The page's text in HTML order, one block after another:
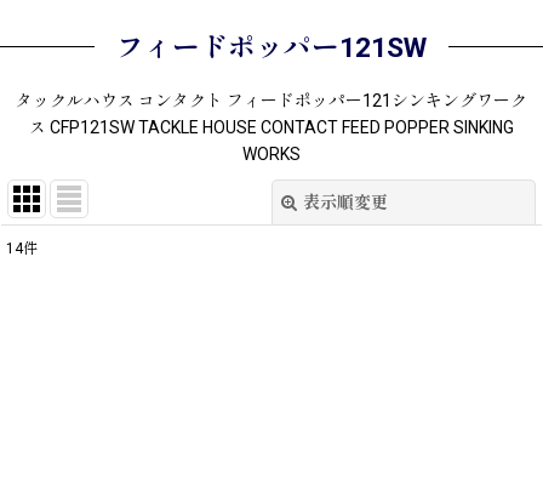
フィードポッパー121SW
タックルハウス コンタクト フィードポッパー121シンキングワーク
ス CFP121SW TACKLE HOUSE CONTACT FEED POPPER SINKING
WORKS
表示順変更
14件